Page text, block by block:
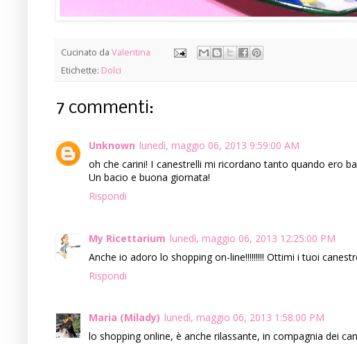
Cucinato da Valentina
Etichette: Dolci
7 commenti:
Unknown lunedì, maggio 06, 2013 9:59:00 AM
oh che carini! I canestrelli mi ricordano tanto quando ero
Un bacio e buona giornata!
Rispondi
My Ricettarium lunedì, maggio 06, 2013 12:25:00 PM
Anche io adoro lo shopping on-line!!!!!!!!! Ottimi i tuoi
Rispondi
Maria (Milady) lunedì, maggio 06, 2013 1:58:00 PM
lo shopping online, è anche rilassante, in compagnia dei